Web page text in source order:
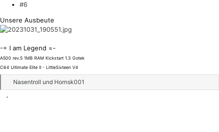
#6
Unsere Ausbeute
-= I am Legend =-
A500 rev.5 1MB RAM Kickstart 1.3 Gotek
C64 Ultimate Elite II - LittleSixteen V4
R
e
Nasentroll und Hornsk001